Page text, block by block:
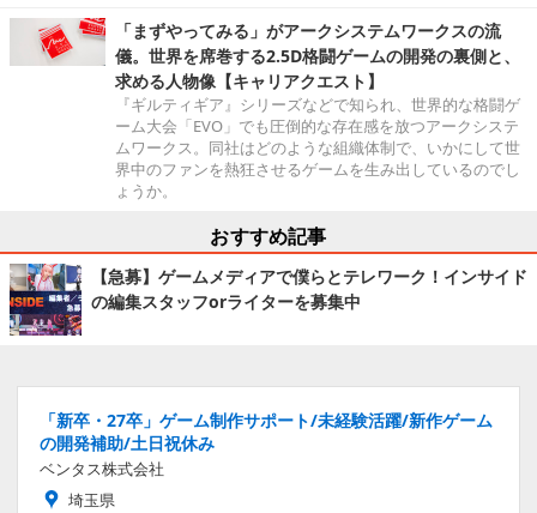
「まずやってみる」がアークシステムワークスの流
儀。世界を席巻する2.5D格闘ゲームの開発の裏側と、
求める人物像【キャリアクエスト】
『ギルティギア』シリーズなどで知られ、世界的な格闘ゲ
ーム大会「EVO」でも圧倒的な存在感を放つアークシステ
ムワークス。同社はどのような組織体制で、いかにして世
界中のファンを熱狂させるゲームを生み出しているのでし
ょうか。
おすすめ記事
【急募】ゲームメディアで僕らとテレワーク！インサイド
の編集スタッフorライターを募集中
「新卒・27卒」ゲーム制作サポート/未経験活躍/新作ゲーム
の開発補助/土日祝休み
ベンタス株式会社
埼玉県